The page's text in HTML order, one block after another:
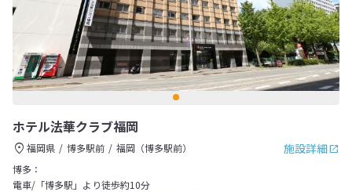
ホテル法華クラブ福岡
施設詳細
福岡県 博多駅前
福岡（博多駅前）
博多：
電車/「博多駅」より徒歩約10分